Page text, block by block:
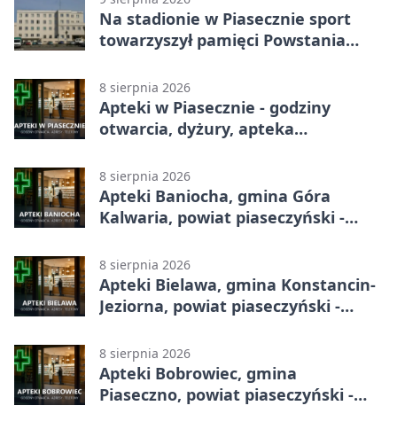
Na stadionie w Piasecznie sport
towarzyszył pamięci Powstania
8 sierpnia 2026
Apteki w Piasecznie - godziny
otwarcia, dyżury, apteka
8 sierpnia 2026
Apteki Baniocha, gmina Góra
Kalwaria, powiat piaseczyński -
8 sierpnia 2026
Apteki Bielawa, gmina Konstancin-
Jeziorna, powiat piaseczyński -
8 sierpnia 2026
Apteki Bobrowiec, gmina
Piaseczno, powiat piaseczyński -